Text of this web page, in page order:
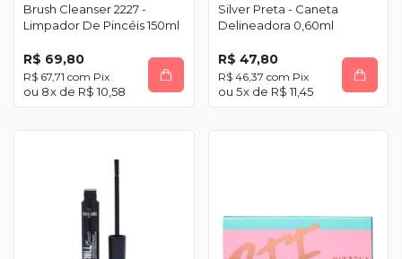
Brush Cleanser 2227 -
Limpador De Pincéis 150ml
R$ 69,80
R$ 67,71 com Pix
8x de R$ 10,58
Silver Preta - Caneta
Delineadora 0,60ml
R$ 47,80
R$ 46,37 com Pix
5x de R$ 11,45